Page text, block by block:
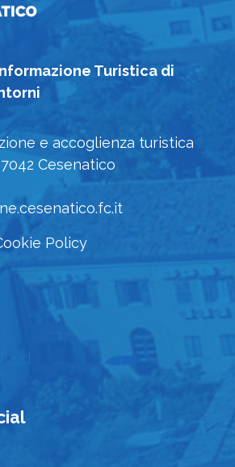
Turistica di
e accoglienza turistica
Cesenatico
Policy